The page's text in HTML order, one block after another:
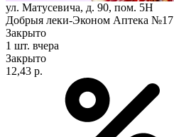
ул. Матусевича, д. 90, пом. 5Н
Добрыя леки-Эконом Аптека №17
Закрыто
1 шт. вчера
Закрыто
12,43 р.